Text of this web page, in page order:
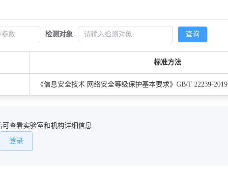
检测对象 查询
标准方法
《信息安全技术 网络安全等级保护基本要求》GB/T 22239-2019
查看实验室和机构详细信息
登录